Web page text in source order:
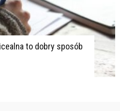
to dobry sposób